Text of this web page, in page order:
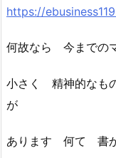
https://
何故なら 今までの
小さく 精神的なも
が
あります 何て 書